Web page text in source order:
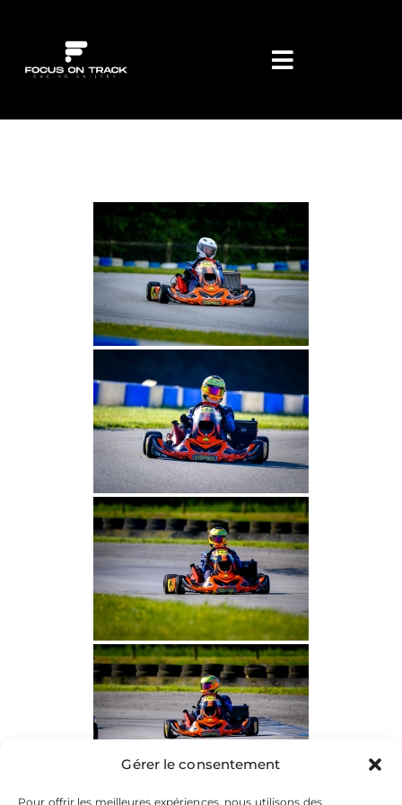
Gérer le consentement
Pour offrir les meilleures expériences, nous utilisons des